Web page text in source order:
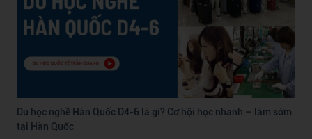
Du học nghề Hàn Quốc D4-6 là gì? Cơ hội học nhanh – làm sớm
tại Hàn Quốc